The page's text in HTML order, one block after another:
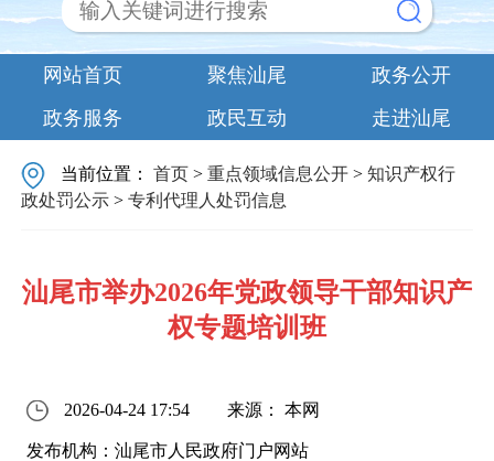
网站首页 聚焦汕尾
政务公开
政务服务
政民互动 走进汕尾
当前位置：首页 >重点领域信息公开 >知识产权行
政处罚公示 >专利代理人处罚信息
汕尾市举办2026年党政领导干部知识产
权专题培训班
2026-04-24 17:54 来源： 本网
发布机构：汕尾市人民政府门户网站